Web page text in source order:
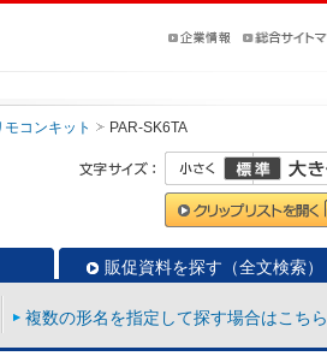
コンキット PAR-SK6TA
販促資料を探す（全文検索）
複数の形名を指定して探す場合はこちら